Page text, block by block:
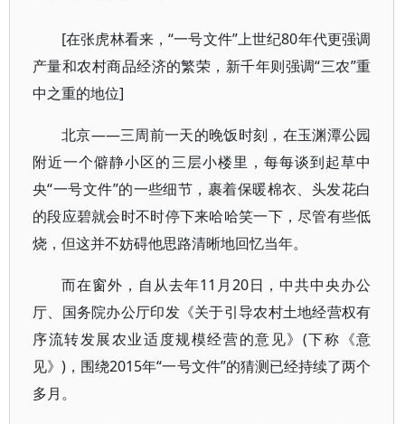
[在张虎林看来，“一号文件”上世纪80年代更强调
产量和农村商品经济的繁荣，新千年则强调“三农”重
中之重的地位]
北京——三周前一天的晚饭时刻，在玉渊潭公园
附近一个僻静小区的三层小楼里，每每谈到起草中
央“一号文件”的一些细节，裹着保暖棉衣、头发花白
的段应碧就会时不时停下来哈哈笑一下，尽管有些低
烧，但这并不妨碍他思路清晰地回忆当年。
而在窗外，自从去年11月20日，中共中央办公
厅、国务院办公厅印发《关于引导农村土地经营权有
序流转发展农业适度规模经营的意见》(下称《意
见》)，围绕2015年“一号文件”的猜测已经持续了两个
多月。